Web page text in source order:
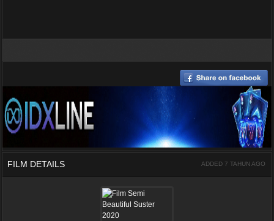
FILM DETAILS ADDED 7 TAHUN AGO